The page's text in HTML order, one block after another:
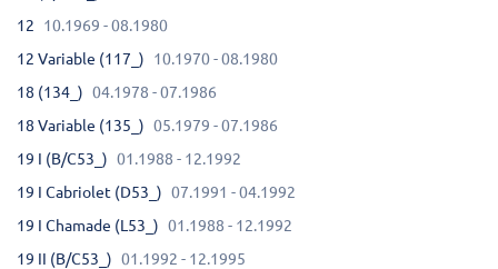
12
10.1969 - 08.1980
12 Variable (117_)
10.1970 - 08.1980
18 (134_) 04.1978 - 07.1986
18 Variable (135_) 05.1979 - 07.1986
19 I (B/C53_) 01.1988 - 12.1992
19 I Cabriolet (D53_) 07.1991 - 04.1992
19 I Chamade (L53_) 01.1988 - 12.1992
19 II (B/C53_) 01.1992 - 12.1995